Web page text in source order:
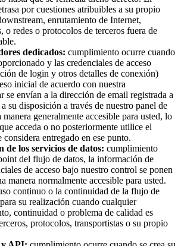
por cuestiones atribuibles a su propio
enrutamiento de Internet,
o redes o protocolos de terceros fuera de
dedicados: cumplimiento ocurre cuando
y las credenciales de acceso
de login y otros detalles de conexión)
inicial de acuerdo con nuestra
se envían a la dirección de email registrada a
su disposición a través de nuestro panel de
generalmente accesible para usted, lo
acceda o no posteriormente utilice el
entregado en ese punto.
los servicios de datos: cumplimiento
del flujo de datos, la información de
de acceso bajo nuestro control se ponen
manera normalmente accesible para usted.
continuo o la continuidad de la flujo de
su realización cuando cualquier
continuidad o problema de calidad es
protocolos, transportistas o su propio